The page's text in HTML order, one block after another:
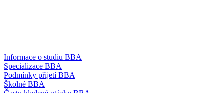
Informace o studiu BBA
Specializace BBA
Podmínky přijetí BBA
Školné BBA